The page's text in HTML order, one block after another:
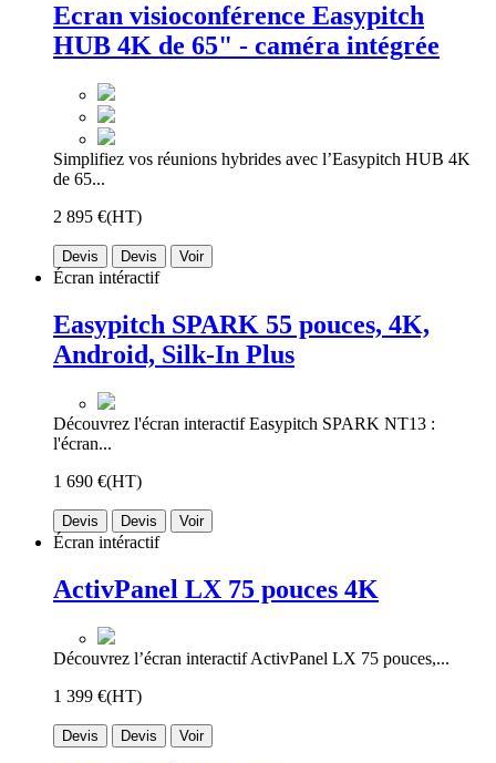
Ecran visioconférence Easypitch
HUB 4K de 65" - caméra intégrée
Simplifiez vos réunions hybrides avec l’Easypitch HUB 4K
de 65...
2 895 €(HT)
Devis Devis Voir
Écran intéractif
Easypitch SPARK 55 pouces, 4K,
Android, Silk-In Plus
Découvrez l'écran interactif Easypitch SPARK NT13 :
l'écran...
1 690 €(HT)
Devis Devis Voir
Écran intéractif
ActivPanel LX 75 pouces 4K
Découvrez l’écran interactif ActivPanel LX 75 pouces,...
1 399 €(HT)
Devis Devis Voir